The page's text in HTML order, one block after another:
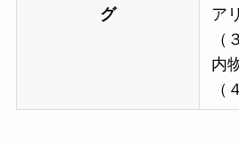
グ
ア
（
内
（